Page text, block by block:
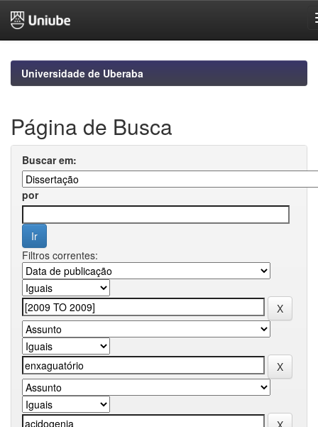
navigationUniversidade de Uberaba
Página de Busca
Buscar em:
por
Filtros correntes: